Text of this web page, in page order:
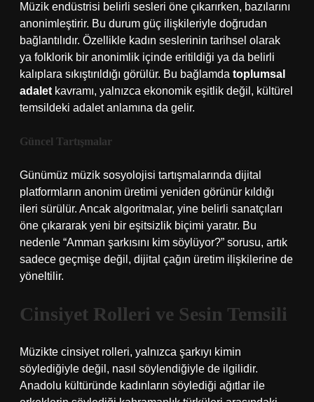
Müzik endüstrisi belirli sesleri öne çıkarırken, bazılarını
anonimleştirir. Bu durum güç ilişkileriyle doğrudan
bağlantılıdır. Özellikle kadın seslerinin tarihsel olarak
ya folklorik bir anonimlik içinde eritildiği ya da belirli
kalıplara sıkıştırıldığı görülür. Bu bağlamda toplumsal
adalet kavramı, yalnızca ekonomik eşitlik değil, kültürel
temsildeki adalet anlamına da gelir.
Güncel Tartışmalar
Günümüz müzik sosyolojisi tartışmalarında dijital
platformların anonim üretimi yeniden görünür kıldığı
ileri sürülür. Ancak algoritmalar, yine belirli sanatçıları
öne çıkararak yeni bir eşitsizlik biçimi yaratır. Bu
nedenle “Amman şarkısını kim söylüyor?” sorusu, artık
sadece geçmişe değil, dijital çağın üretim ilişkilerine de
yöneltilir.
Cinsiyet Rolleri ve Sesin Temsili
Müzikte cinsiyet rolleri, yalnızca şarkıyı kimin
söylediğiyle değil, nasıl söylendiğiyle de ilgilidir.
Anadolu kültüründe kadınların söylediği ağıtlar ile